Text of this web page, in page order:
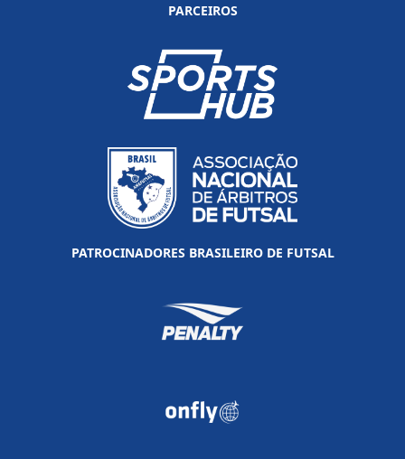
PARCEIROS
PATROCINADORES BRASILEIRO DE FUTSAL